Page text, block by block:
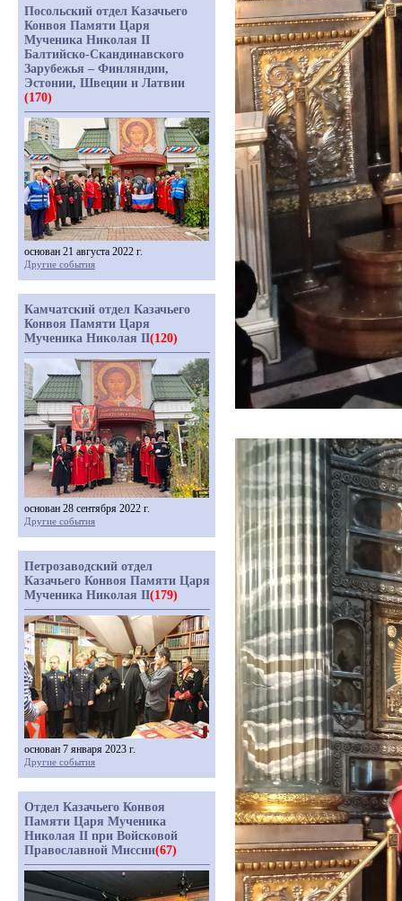
Посольский отдел Казачьего
Конвоя Памяти Царя
Мученика Николая II
Балтийско-Скандинавского
Зарубежья – Финляндии,
Эстонии, Швеции и Латвии
(170)
основан 21 августа 2022 г.
Другие события
Камчатский отдел Казачьего
Конвоя Памяти Царя
Мученика Николая II(120)
основан 28 сентября 2022 г.
Другие события
Петрозаводский отдел
Казачьего Конвоя Памяти Царя
Мученика Николая II(179)
основан 7 января 2023 г.
Другие события
Отдел Казачьего Конвоя
Памяти Царя Мученика
Николая II при Войсковой
Православной Миссии(67)